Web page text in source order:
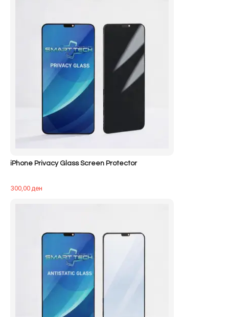
iPhone Privacy Glass Screen Protector
300,00ден